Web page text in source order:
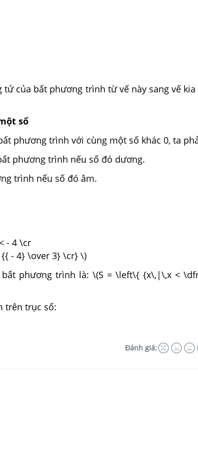
tử của bất phương trình từ vế này sang vế kia
số
phương trình với cùng một số khác 0, ta
phương trình nếu số đó dương.
trình nếu số đó âm.
- 4 \cr
- 4} \over 3} \cr} \)
bất phương trình là: \(S = \left\{ {x\,|\,x <
trên trục số:
Đánh giá: